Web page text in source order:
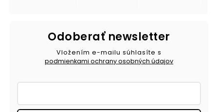
Odoberať newsletter
Vložením e-mailu súhlasíte s
podmienkami ochrany osobných údajov